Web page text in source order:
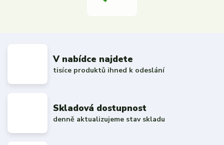
V nabídce najdete
tisíce produktů ihned k odeslání
Skladová dostupnost
denně aktualizujeme stav skladu